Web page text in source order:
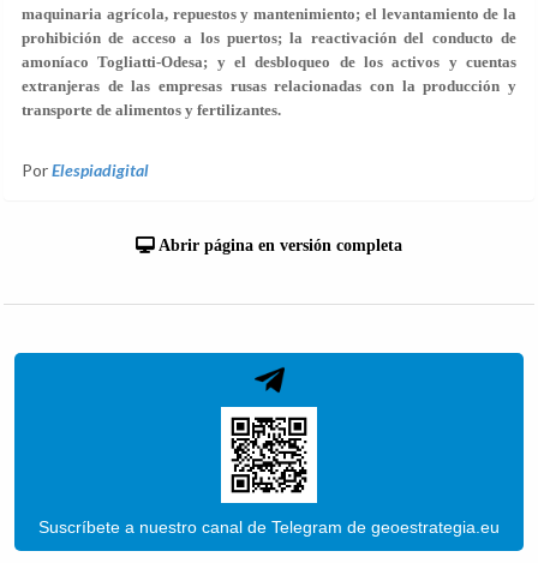
maquinaria agrícola, repuestos y mantenimiento; el levantamiento de la
prohibición de acceso a los puertos; la reactivación del conducto de
amoníaco Togliatti-Odesa; y el desbloqueo de los activos y cuentas
extranjeras de las empresas rusas relacionadas con la producción y
transporte de alimentos y fertilizantes.
PorElespiadigital
Abrir página en versión completa
Suscríbete a nuestro canal de Telegram de geoestrategia.eu